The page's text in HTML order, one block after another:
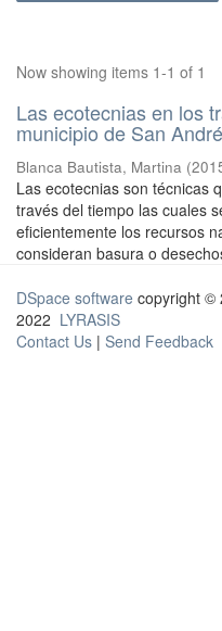
Now showing items 1-1 of 1
Las ecotecnias en los
municipio de San
Blanca Bautista, Martina (
Las ecotecnias son técnicas
través del tiempo las cuales
eficientemente los recursos
consideran basura o
DSpace software copyright ©
2022 LYRASIS
Contact Us | Send Feedback